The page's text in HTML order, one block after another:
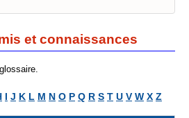
et connaissances
I J K L M N O P Q R S T U V W X Z